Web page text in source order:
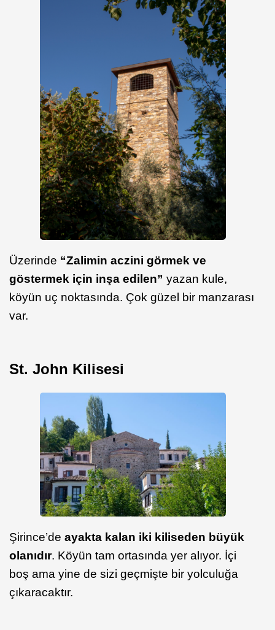
Üzerinde “Zalimin aczini görmek ve
göstermek için inşa edilen” yazan kule,
köyün uç noktasında. Çok güzel bir manzarası
var.
St. John Kilisesi
Şirince’de ayakta kalan iki kiliseden büyük
olanıdır. Köyün tam ortasında yer alıyor. İçi
boş ama yine de sizi geçmişte bir yolculuğa
çıkaracaktır.